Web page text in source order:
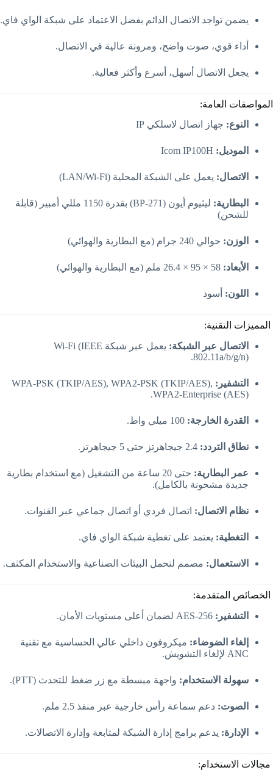
يضمن تواجد الاتصال الدائم بفضل الاعتماد على شبكة الواي فاي.
أداء قوي، صوت واضح، ومرونة عالية في الاتصال.
يجعل الاتصال أسهل، أسرع وأكثر فعالية.
المواصفات العامة:
النوع: جهاز اتصال لاسلكي IP
الموديل:
الاتصال: يعمل على الشبكة المحلية (LAN/Wi-Fi)
البطارية:
ليثيوم أيون (BP-271) بقدرة 1150 مللي أمبير (قابلة
للشحن)
الوزن: حوالي 240 جرام (مع البطارية والهوائي)
الأبعاد:
اللون: أسود
المميزات التقنية:
الاتصال عبر الشبكة:
يعمل عبر شبكة Wi-Fi (IEEE
802.11a/b/g/n).
التشفير: WPA-PSK (TKIP/AES), WPA2-PSK (TKIP/AES),
WPA2-Enterprise (AES).
القدرة الخارجة:
نطاق التردد:
عمر البطارية:
حتى 20 ساعة من التشغيل (مع استخدام بطارية
جديدة مشحونة بالكامل).
نظام الاتصال: اتصال فردي أو اتصال جماعي عبر القنوات.
التغطية: يعتمد على تغطية شبكة الواي فاي.
الاستعمال: مصمم لتحمل البيئات الصناعية والاستخدام المكثف.
الخصائص المتقدمة:
التشفير:
إلغاء الضوضاء: ميكروفون داخلي عالي الحساسية مع تقنية
ANC لإلغاء التشويش.
سهولة الاستخدام: واجهة مبسطة مع زر ضغط للتحدث (PTT).
الصوت: دعم سماعة رأس خارجية عبر منفذ 2.5 ملم.
الإدارة: يدعم برامج إدارة الشبكة لمتابعة وإدارة الاتصالات.
مجالات الاستخدام: